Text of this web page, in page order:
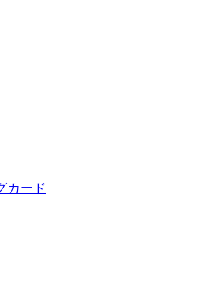
カード